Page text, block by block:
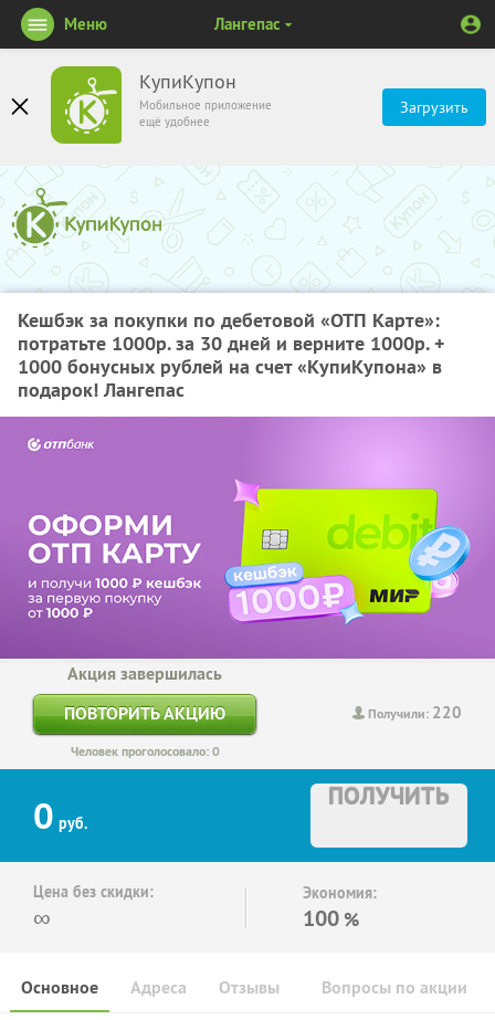
КупиКупон
Мобильное приложение
ещё удобнее
Загрузить
Меню Лангепас
Кешбэк за покупки по дебетовой «ОТП Карте»:
потратьте 1000р. за 30 дней и верните 1000р. +
1000 бонусных рублей на счет «КупиКупона» в
подарок! Лангепас
Получили: 220
Акция завершилась
ПОВТОРИТЬ АКЦИЮ
Человек проголосовало: 0
0 руб.
ПОЛУЧИТЬ
Цена без скидки:
∞
Экономия:
100 %
Основное Отзывы Вопросы по акции
Адреса